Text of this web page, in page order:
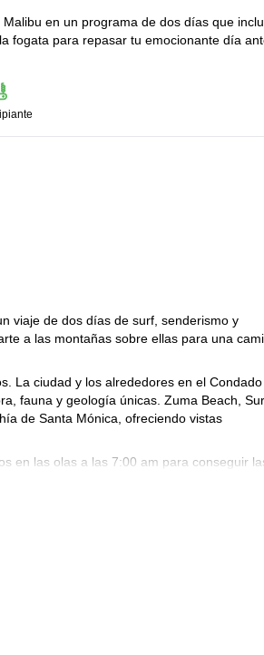
en un programa de dos días que
fogata para repasar tu emocionante día
viaje de dos días de surf, senderismo y
a las montañas sobre ellas para una
La ciudad y los alrededores en el
fauna y geología únicas. Zuma Beach,
de Santa Mónica, ofreciendo vistas
en las olas a las 7:00 am para conseguir
en cómo maniobrar en la tabla,
asombrosas. Limitada por las
costera son una vista intrigante para
y gratificante.
disfrutaremos de una comida junto al fuego
por la mañana nos da otra oportunidad de
tu arduo trabajo.